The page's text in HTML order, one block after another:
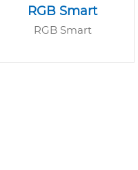
RGB Smart
RGB Smart